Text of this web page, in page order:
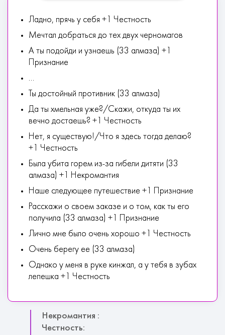
Ладно, прячь у себя +1 Честность
Мечтал добраться до тех двух черномагов
А ты подойди и узнаешь (33 алмаза) +1
Признание
...
Ты достойный противник (33 алмаза)
Да ты хмельная уже?/Скажи, откуда ты их
вечно достаешь? +1 Честность
Нет, я существую!/Что я здесь тогда делаю?
+1 Честность
Была убита горем из-за гибели дитяти (33
алмаза) +1 Некромантия
Наше следующее путешествие +1 Признание
Расскажи о своем заказе и о том, как ты его
получила (33 алмаза) +1 Признание
Лично мне было очень хорошо +1 Честность
Очень берегу ее (33 алмаза)
Однако у меня в руке кинжал, а у тебя в зубах
лепешка +1 Честность
Некромантия :
Честность: